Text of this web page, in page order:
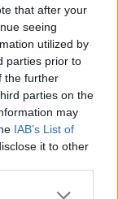
that after your
seeing
utilized by
parties prior to
the further
parties on the
may
IAB’s List of
it to other
more Google